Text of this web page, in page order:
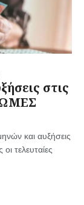
στις
και αυξήσεις
τελευταίες